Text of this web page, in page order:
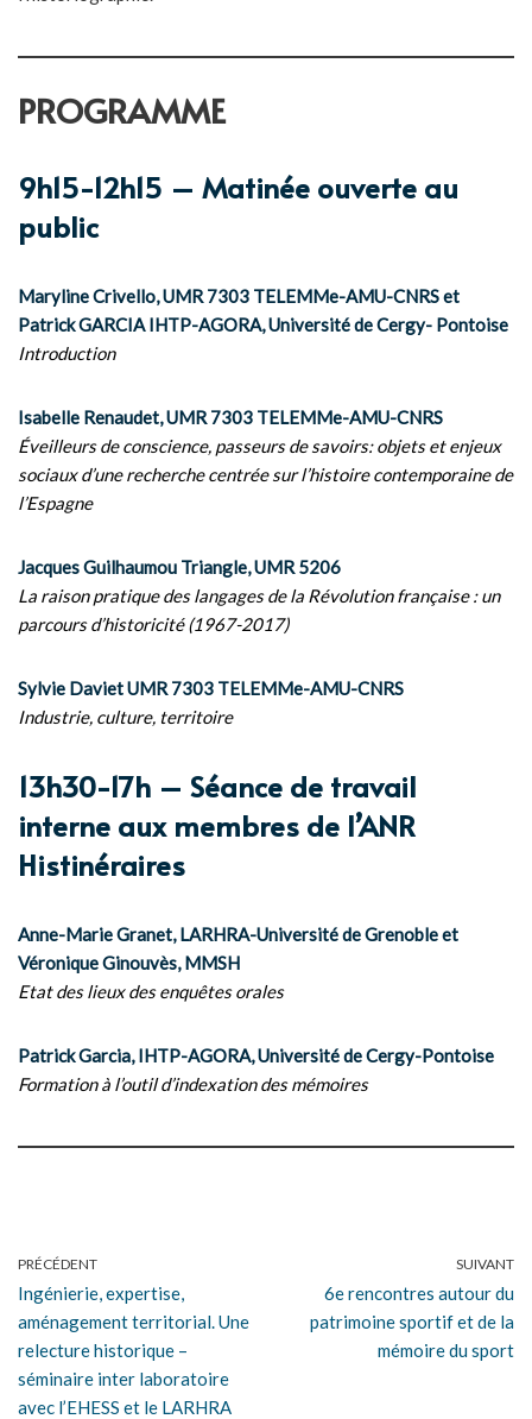
PROGRAMME
9h15-12h15 – Matinée ouverte au
public
Maryline Crivello, UMR 7303 TELEMMe-AMU-CNRS et
Patrick GARCIA IHTP-AGORA, Université de Cergy- Pontoise
Introduction
Isabelle Renaudet, UMR 7303 TELEMMe-AMU-CNRS
Éveilleurs de conscience, passeurs de savoirs: objets et enjeux
sociaux d’une recherche centrée sur l’histoire contemporaine de
l’Espagne
Jacques Guilhaumou Triangle, UMR 5206
La raison pratique des langages de la Révolution française : un
parcours d’historicité (1967-2017)
Sylvie Daviet UMR 7303 TELEMMe-AMU-CNRS
Industrie, culture, territoire
13h30-17h – Séance de travail
interne aux membres de l’ANR
Histinéraires
Anne-Marie Granet, LARHRA-Université de Grenoble et
Véronique Ginouvès, MMSH
Etat des lieux des enquêtes orales
Patrick Garcia, IHTP-AGORA, Université de Cergy-Pontoise
Formation à l’outil d’indexation des mémoires
PRÉCÉDENT
Ingénierie, expertise,
aménagement territorial. Une
relecture historique –
séminaire inter laboratoire
avec l’EHESS et le LARHRA
SUIVANT
6e rencontres autour du
patrimoine sportif et de la
mémoire du sport